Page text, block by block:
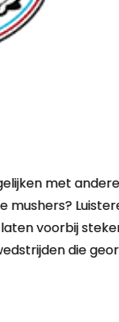
met
mushers?
voorbij
die